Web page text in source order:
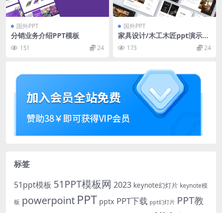
国外PPT
分销业务介绍PPT模板
151 24
国外PPT
家具设计/木工木匠ppt演示模
板 173 24
标签
51ppt模板 51PPT模板网 2023 keynote幻灯片 keynote模
板 powerpoint PPT pptx PPT下载 ppt幻灯片 PPT教